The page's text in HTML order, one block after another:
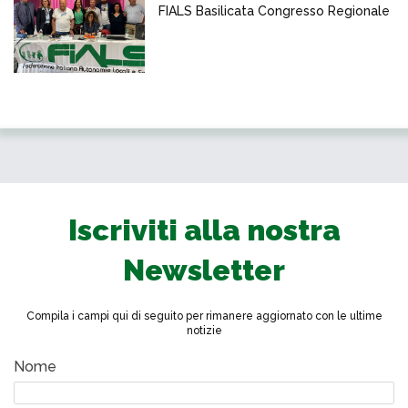
FIALS Basilicata Congresso Regionale
Iscriviti alla nostra
Newsletter
Compila i campi qui di seguito per rimanere aggiornato con le ultime
notizie
Nome